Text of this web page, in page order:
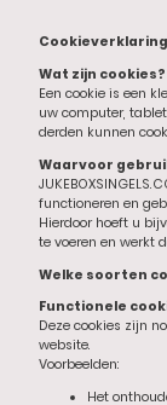
Cookieverklaring
Wat zijn cookies?
Een cookie is een
uw computer,
derden kunnen
Waarvoor
functioneren en
Hierdoor hoeft u
te voeren en werkt
Welke soorten
Functionele
Deze cookies zijn
website.
Voorbeelden:
Het